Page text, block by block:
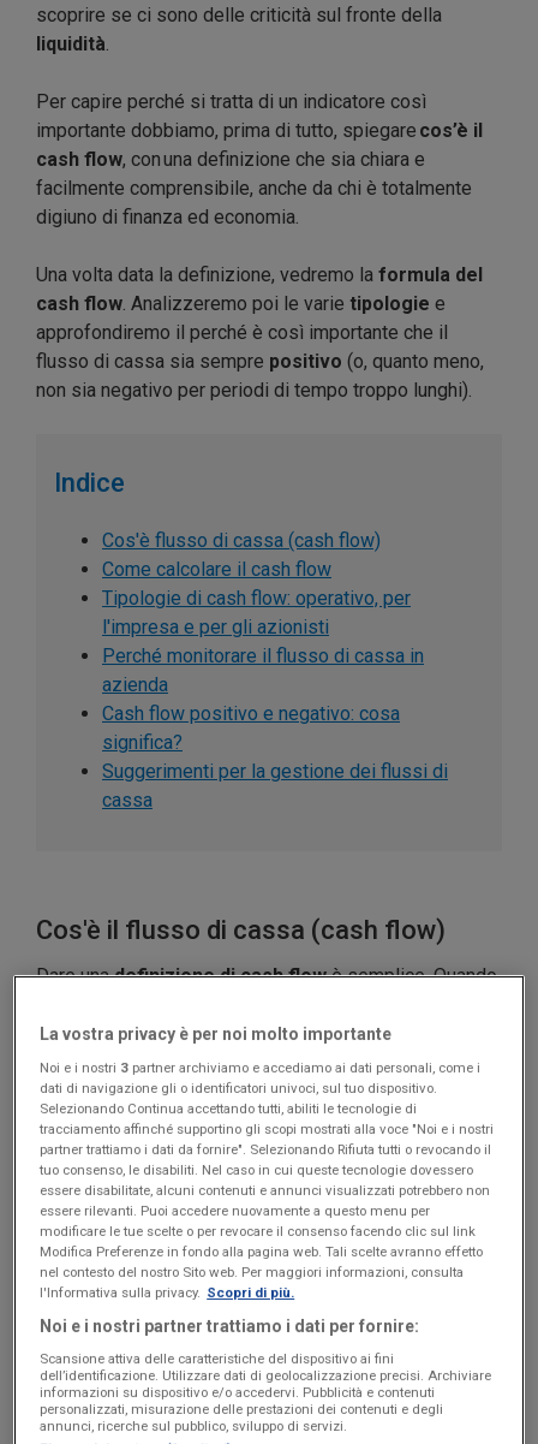
scoprire se ci sono delle criticità sul fronte della
liquidità.
Per capire perché si tratta di un indicatore così
importante dobbiamo, prima di tutto, spiegare cos’è il
cash flow, con una definizione che sia chiara e
facilmente comprensibile, anche da chi è totalmente
digiuno di finanza ed economia.
Una volta data la definizione, vedremo la formula del
cash flow. Analizzeremo poi le varie tipologie e
approfondiremo il perché è così importante che il
flusso di cassa sia sempre positivo (o, quanto meno,
non sia negativo per periodi di tempo troppo lunghi).
Indice
Cos'è flusso di cassa (cash flow)
Come calcolare il cash flow
Tipologie di cash flow: operativo, per
l'impresa e per gli azionisti
Perché monitorare il flusso di cassa in
azienda
Cash flow positivo e negativo: cosa
significa?
Suggerimenti per la gestione dei flussi di
cassa
Cos'è il flusso di cassa (cash flow)
Dare unadefinizione di cash flowè semplice. Quando
differenza tra le entrate e le speseche un’azienda
registra nel corso di un determinato lasso temporale.
Va sottolineato che per calcolare il cash flow (come
vedremo in dettaglio tra poco) vanno considerate solo
transazioni monetarie effettive. Detto in soldoni,
deve esserci stato uno scambio monetario tra chi
acquista e chi cede un bene o servizio.
Questo parametro, se calcolato con precisione, ti aiuta
a capire quale sialaliquidità disponibilein cassa in un
preciso istante e, dunque, lacapacità dell’azienda di
far fronte a spesedi ogni genere, sia ordinarie sia
straordinarie.
La vostra privacy è per noi molto importante
Noi e i nostri 3 partner archiviamo e accediamo ai dati personali, come i
dati di navigazione gli o identificatori univoci, sul tuo dispositivo.
Selezionando Continua accettando tutti, abiliti le tecnologie di
tracciamento affinché supportino gli scopi mostrati alla voce "Noi e i nostri
partner trattiamo i dati da fornire". Selezionando Rifiuta tutti o revocando il
tuo consenso, le disabiliti. Nel caso in cui queste tecnologie dovessero
essere disabilitate, alcuni contenuti e annunci visualizzati potrebbero non
essere rilevanti. Puoi accedere nuovamente a questo menu per
modificare le tue scelte o per revocare il consenso facendo clic sul link
Modifica Preferenze in fondo alla pagina web. Tali scelte avranno effetto
nel contesto del nostro Sito web. Per maggiori informazioni, consulta
l'Informativa sulla privacy. Scopri di più.
Noi e i nostri partner trattiamo i dati per fornire:
Scansione attiva delle caratteristiche del dispositivo ai fini
dell’identificazione. Utilizzare dati di geolocalizzazione precisi. Archiviare
informazioni su dispositivo e/o accedervi. Pubblicità e contenuti
personalizzati, misurazione delle prestazioni dei contenuti e degli
annunci, ricerche sul pubblico, sviluppo di servizi.